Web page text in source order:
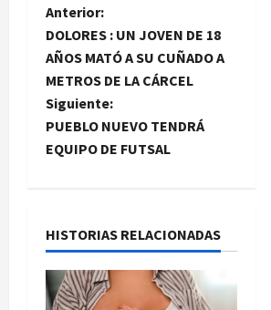
N
a
v
e
c
i
Anterior:
DOLORES : UN JOVEN DE 18
AÑOS MATÓ A SU CUÑADO A
METROS DE LA CÁRCEL
Siguiente:
PUEBLO NUEVO TENDRÁ
EQUIPO DE FUTSAL
HISTORIAS RELACIONADAS